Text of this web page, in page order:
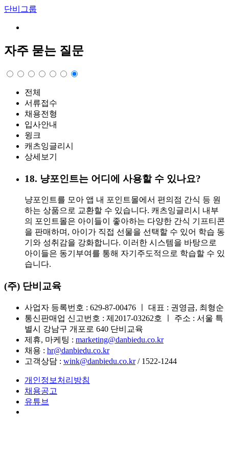
단비그룹
자주 묻는 질문
전체
서류접수
채용전형
입사안내
윙크
캐츠잉글리시
상세보기
18. 냥포인트는 어디에 사용할 수 있나요?
냥포인트를 모아 앱 내 포인트몰에서 편의점 간식 등 원
하는 상품으로 교환할 수 있습니다. 캐츠잉글리시 내부
의 포인트몰은 아이들이 좋아하는 다양한 간식 기프티콘
을 판매하며, 아이가 직접 선물을 선택할 수 있어 학습 동
기와 성취감을 강화합니다. 이러한 시스템을 바탕으로
아이들은 동기부여를 통해 자기주도적으로 학습할 수 있
습니다.
(주) 단비교육
사업자 등록번호 : 629-87-00476 ㅣ 대표 : 권영금, 최형순
통신판매업 신고번호 : 제2017-03262호 ㅣ 주소 : 서울 특
별시 강남구 개포로 640 단비교육
제휴, 마케팅 : marketing@danbiedu.co.kr
채용 : hr@danbiedu.co.kr
고객상담 : wink@danbiedu.co.kr/ 1522-1244
개인정보처리방침
채용공고
유튜브